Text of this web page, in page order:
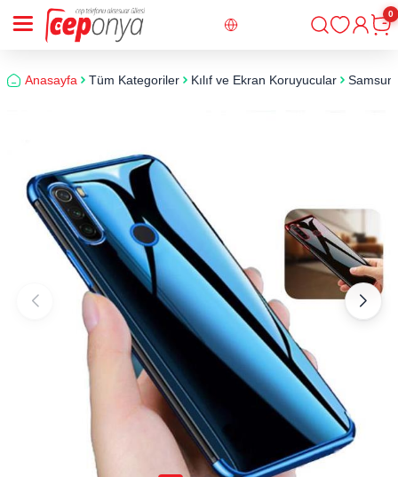
Giriş
0
Anasayfa Tüm Kategoriler Kılıf ve Ekran Koruyucular